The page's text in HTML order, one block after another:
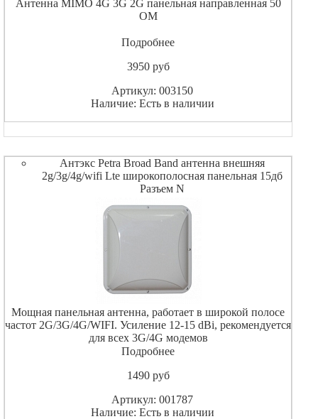
Антенна MIMO 4G 3G 2G панельная направленная 50
ОМ
Подробнее
3950pуб
Артикул: 003150
Наличие: Есть в наличии
Антэкс Petra Broad Band антенна внешняя
2g/3g/4g/wifi Lte широкополосная панельная 15дб
Разъем N
Мощная панельная антенна, работает в широкой полосе
частот 2G/3G/4G/WIFI. Усиление 12-15 dBi, рекомендуется
для всех 3G/4G модемов
Подробнее
1490pуб
Артикул: 001787
Наличие: Есть в наличии